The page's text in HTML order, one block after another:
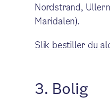
Nordstrand,
Maridalen).
Slik bestiller du
3. Bolig